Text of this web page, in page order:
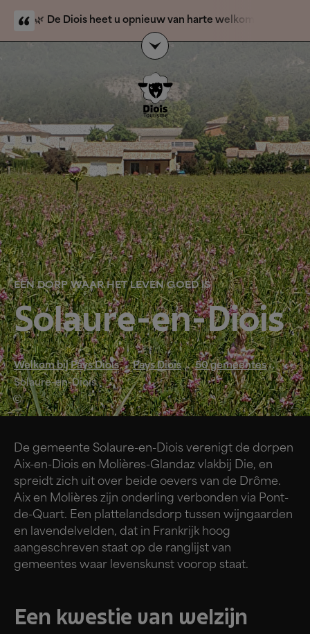
🌿 De Diois heet u opnieuw van harte welkom.
natuurbrand is voorbij en toeristische activiteiten zijn
weer geopend. Alleen de berggebieden Solaure,
gastvrouwen en gastherenvan de VVV-kantoren
staan voor u klaar om u veilig en zorgeloos wegwijs te
EEN DORP WAAR HET LEVEN GOED IS
Solaure-en-Diois
Welkom bij Pays Diois Pays Diois
50 gemeentes
Solaure-en-Diois
De gemeente Solaure-en-Diois verenigt de dorpen
Aix-en-Diois en Molières-Glandaz vlakbij Die, en
spreidt zich uit over beide oevers van de Drôme.
Aix en Molières zijn onderling verbonden via Pont-
de-Quart. Een plattelandsdorp tussen wijngaarden
en lavendelvelden, dat in Frankrijk hoog
aangeschreven staat op de ranglijst van
gemeentes waar levenskunst voorop staat.
Een kwestie van welzijn